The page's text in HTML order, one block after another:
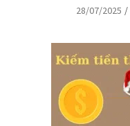
28/07/2025